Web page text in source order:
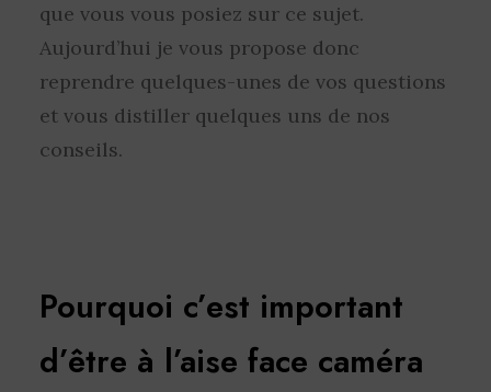
que vous vous posiez sur ce sujet.
Aujourd’hui je vous propose donc
reprendre quelques-unes de vos questions
et vous distiller quelques uns de nos
conseils.
Pourquoi c’est important
d’être à l’aise face caméra